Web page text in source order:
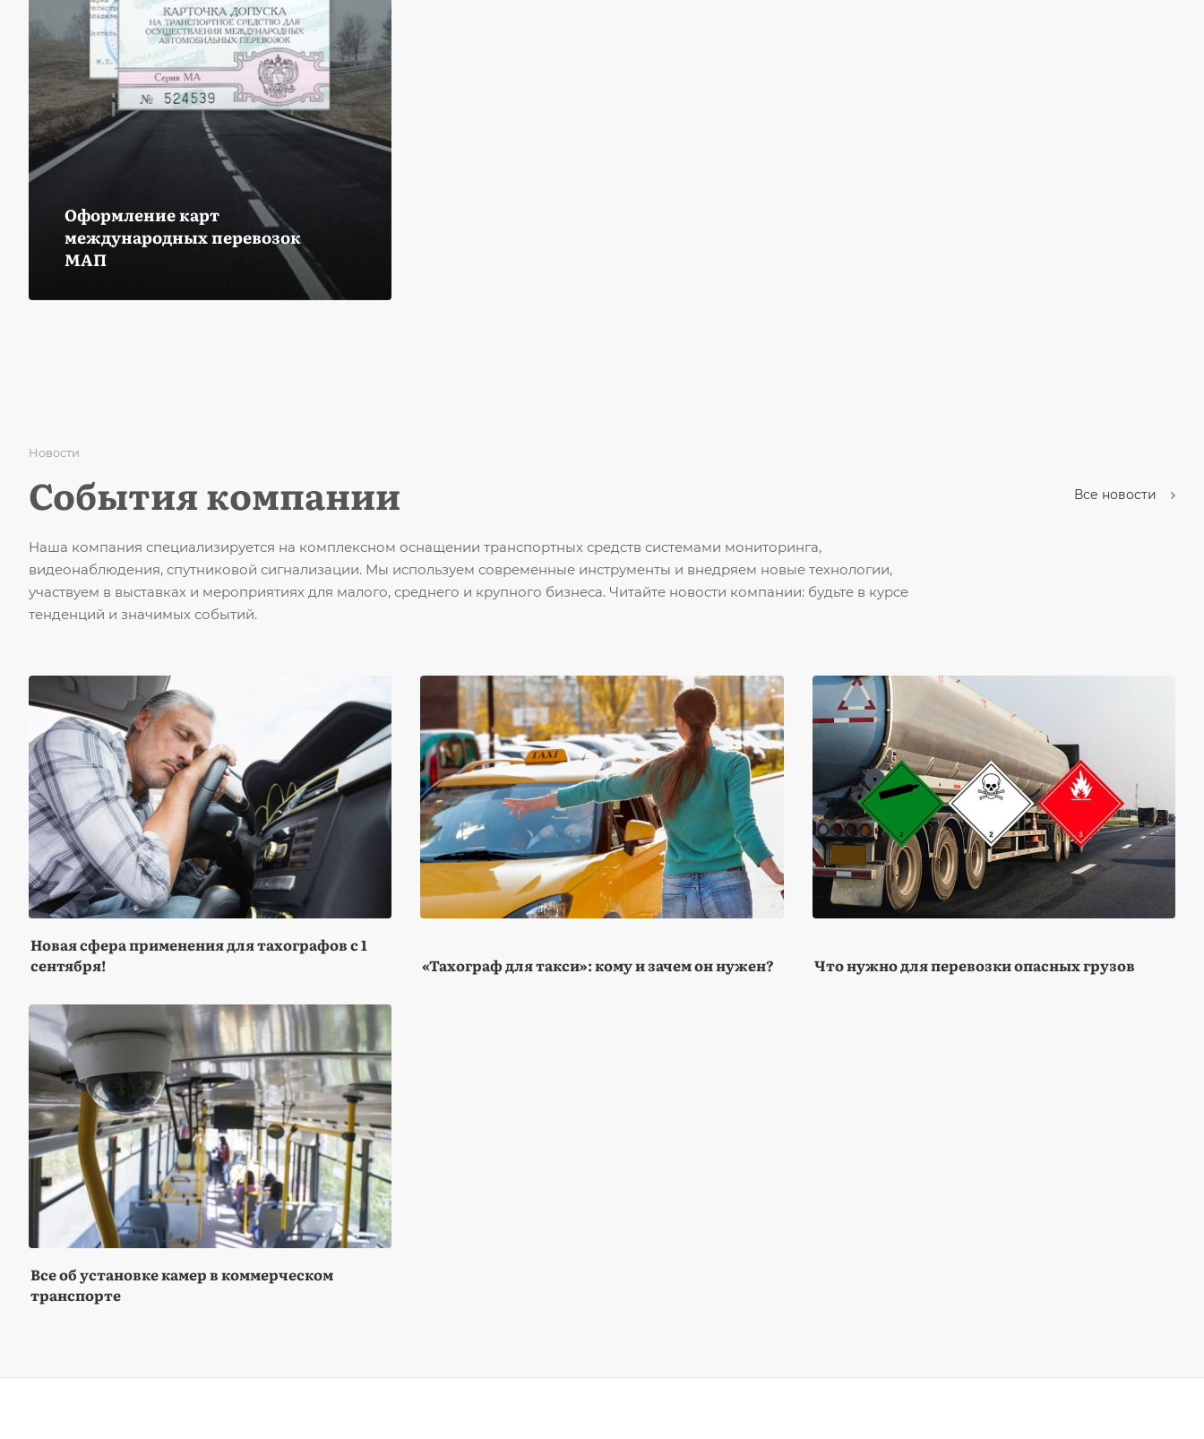
Оформление карт
международных перевозок
МАП
Новости
События компании Все новости
Наша компания специализируется на комплексном оснащении транспортных средств системами мониторинга,
видеонаблюдения, спутниковой сигнализации. Мы используем современные инструменты и внедряем новые технологии,
участвуем в выставках и мероприятиях для малого, среднего и крупного бизнеса. Читайте новости компании: будьте в курсе
тенденций и значимых событий.
Новая сфера применения для тахографов с 1
сентября!
«Тахограф для такси»: кому и зачем он нужен? Что нужно для перевозки опасных грузов
Все об установке камер в коммерческом
транспорте